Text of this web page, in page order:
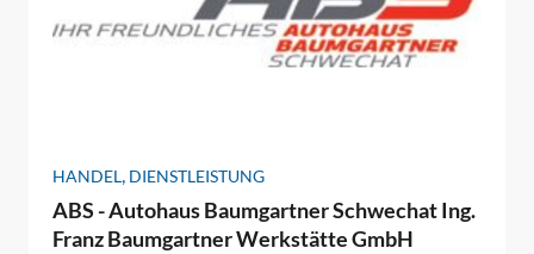
HANDEL, DIENSTLEISTUNG
ABS - Autohaus Baumgartner Schwechat Ing.
Franz Baumgartner Werkstätte GmbH